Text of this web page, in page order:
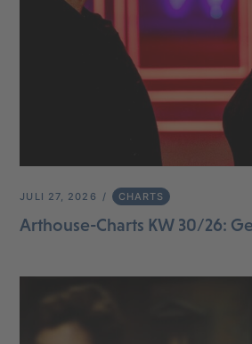
JULI 27, 2026 CHARTS
Arthouse-Charts KW 30/26: